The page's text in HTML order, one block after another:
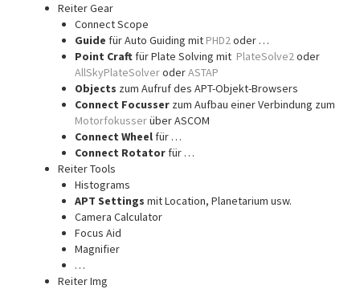
Reiter Gear
Connect Scope
Guide für Auto Guiding mit PHD2oder …
Point Craft für Plate Solving mit PlateSolve2oder
AllSkyPlateSolveroderASTAP
Objects zum Aufruf des APT-Objekt-Browsers
Connect Focusser zum Aufbau einer Verbindung zum
Motorfokusserüber ASCOM
Connect Wheel für …
Connect Rotator für …
Reiter Tools
Histograms
APT Settings mit Location, Planetarium usw.
Camera Calculator
Focus Aid
Magnifier
…
Reiter Img